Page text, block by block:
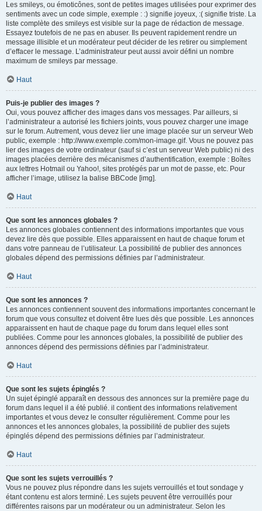
Les smileys, ou émoticônes, sont de petites images utilisées pour exprimer des
sentiments avec un code simple, exemple : :) signifie joyeux, :( signifie triste. La
liste complète des smileys est visible sur la page de rédaction de message.
Essayez toutefois de ne pas en abuser. Ils peuvent rapidement rendre un
message illisible et un modérateur peut décider de les retirer ou simplement
d’effacer le message. L’administrateur peut aussi avoir défini un nombre
maximum de smileys par message.
Haut
Puis-je publier des images ?
Oui, vous pouvez afficher des images dans vos messages. Par ailleurs, si
l’administrateur a autorisé les fichiers joints, vous pouvez charger une image
sur le forum. Autrement, vous devez lier une image placée sur un serveur Web
public, exemple : http://www.exemple.com/mon-image.gif. Vous ne pouvez pas
lier des images de votre ordinateur (sauf si c’est un serveur Web public) ni des
images placées derrière des mécanismes d’authentification, exemple : Boîtes
aux lettres Hotmail ou Yahoo!, sites protégés par un mot de passe, etc. Pour
afficher l’image, utilisez la balise BBCode [img].
Haut
Que sont les annonces globales ?
Les annonces globales contiennent des informations importantes que vous
devez lire dès que possible. Elles apparaissent en haut de chaque forum et
dans votre panneau de l’utilisateur. La possibilité de publier des annonces
globales dépend des permissions définies par l’administrateur.
Haut
Que sont les annonces ?
Les annonces contiennent souvent des informations importantes concernant le
forum que vous consultez et doivent être lues dès que possible. Les annonces
apparaissent en haut de chaque page du forum dans lequel elles sont
publiées. Comme pour les annonces globales, la possibilité de publier des
annonces dépend des permissions définies par l’administrateur.
Haut
Que sont les sujets épinglés ?
Un sujet épinglé apparaît en dessous des annonces sur la première page du
forum dans lequel il a été publié. il contient des informations relativement
importantes et vous devez le consulter régulièrement. Comme pour les
annonces et les annonces globales, la possibilité de publier des sujets
épinglés dépend des permissions définies par l’administrateur.
Haut
Que sont les sujets verrouillés ?
Vous ne pouvez plus répondre dans les sujets verrouillés et tout sondage y
étant contenu est alors terminé. Les sujets peuvent être verrouillés pour
différentes raisons par un modérateur ou un administrateur. Selon les